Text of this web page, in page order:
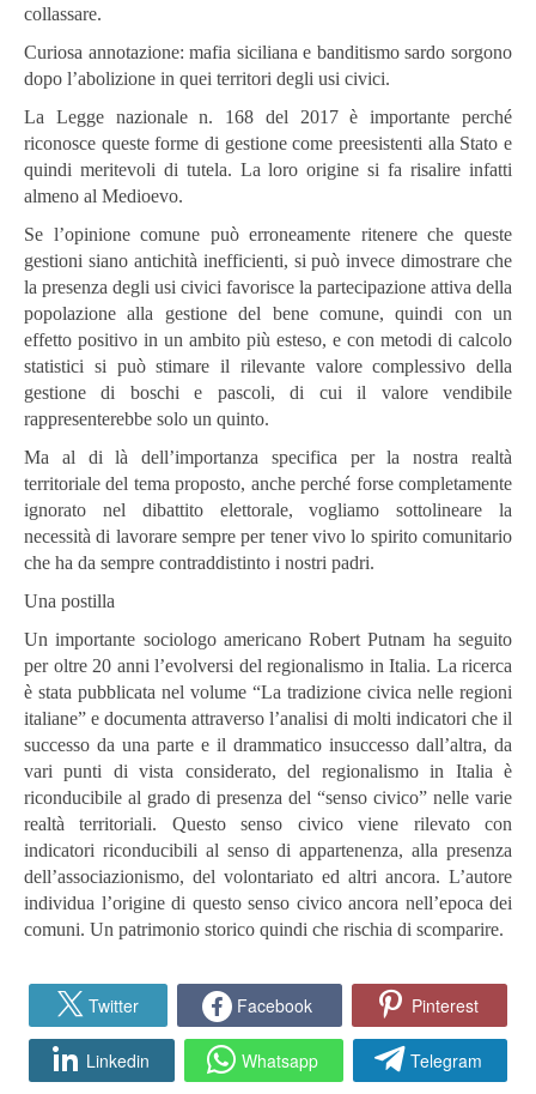
collassare.
Curiosa annotazione: mafia siciliana e banditismo sardo sorgono
dopo l’abolizione in quei territori degli usi civici.
La Legge nazionale n. 168 del 2017 è importante perché
riconosce queste forme di gestione come preesistenti alla Stato e
quindi meritevoli di tutela. La loro origine si fa risalire infatti
almeno al Medioevo.
Se l’opinione comune può erroneamente ritenere che queste
gestioni siano antichità inefficienti, si può invece dimostrare che
la presenza degli usi civici favorisce la partecipazione attiva della
popolazione alla gestione del bene comune, quindi con un
effetto positivo in un ambito più esteso, e con metodi di calcolo
statistici si può stimare il rilevante valore complessivo della
gestione di boschi e pascoli, di cui il valore vendibile
rappresenterebbe solo un quinto.
Ma al di là dell’importanza specifica per la nostra realtà
territoriale del tema proposto, anche perché forse completamente
ignorato nel dibattito elettorale, vogliamo sottolineare la
necessità di lavorare sempre per tener vivo lo spirito comunitario
che ha da sempre contraddistinto i nostri padri.
Una postilla
Un importante sociologo americano Robert Putnam ha seguito
per oltre 20 anni l’evolversi del regionalismo in Italia. La ricerca
è stata pubblicata nel volume “La tradizione civica nelle regioni
italiane” e documenta attraverso l’analisi di molti indicatori che il
successo da una parte e il drammatico insuccesso dall’altra, da
vari punti di vista considerato, del regionalismo in Italia è
riconducibile al grado di presenza del “senso civico” nelle varie
realtà territoriali. Questo senso civico viene rilevato con
indicatori riconducibili al senso di appartenenza, alla presenza
dell’associazionismo, del volontariato ed altri ancora. L’autore
individua l’origine di questo senso civico ancora nell’epoca dei
comuni. Un patrimonio storico quindi che rischia di scomparire.
Twitter Facebook Pinterest
Linkedin Whatsapp Telegram